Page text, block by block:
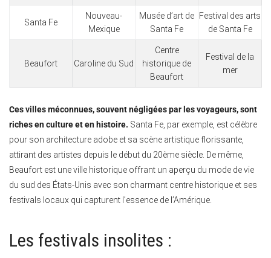
Santa Fe
Nouveau-
Mexique
Musée d’art de
Santa Fe
Festival des arts
de Santa Fe
Beaufort Caroline du Sud
Centre
historique de
Beaufort
Festival de la
mer
Ces villes méconnues, souvent négligées par les voyageurs, sont
riches en culture et en histoire. Santa Fe, par exemple, est célèbre
pour son architecture adobe et sa scène artistique florissante,
attirant des artistes depuis le début du 20ème siècle. De même,
Beaufort est une ville historique offrant un aperçu du mode de vie
du sud des États-Unis avec son charmant centre historique et ses
festivals locaux qui capturent l’essence de l’Amérique.
Les festivals insolites :